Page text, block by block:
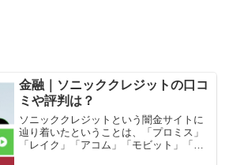
金融｜ソニッククレジットの口コ
ミや評判は？
ソニッククレジットという闇金サイトに
辿り着いたということは、「プロミス」
「レイク」「アコム」「モビット」「ア